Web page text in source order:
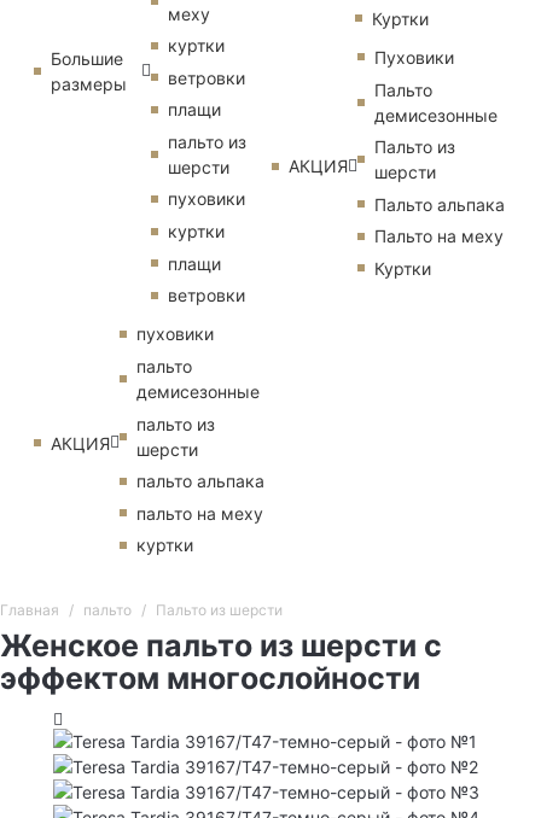
Большие
размеры
меху
куртки
ветровки
плащи
пальто из
шерсти
пуховики
куртки
плащи
ветровки
АКЦИЯ
пуховики
пальто
демисезонные
пальто из
шерсти
пальто альпака
пальто на меху
куртки
Куртки
АКЦИЯ
Пуховики
Пальто
демисезонные
Пальто из
шерсти
Пальто альпака
Пальто на меху
Куртки
Главная пальто Пальто из шерсти
Женское пальто из шерсти с
эффектом многослойности